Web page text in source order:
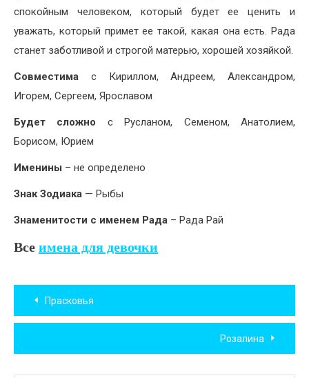
спокойным человеком, который будет ее ценить и
уважать, который примет ее такой, какая она есть. Рада
станет заботливой и строгой матерью, хорошей хозяйкой.
Совместима с Кириллом, Андреем, Александром,
Игорем, Сергеем, Ярославом
Будет сложно с Русланом, Семеном, Анатолием,
Борисом, Юрием
Именины – не определено
Знак Зодиака — Рыбы
Знаменитости с именем Рада – Рада Рай
Все имена для девочки
Навигация
по
записям
Прасковья
Розалина